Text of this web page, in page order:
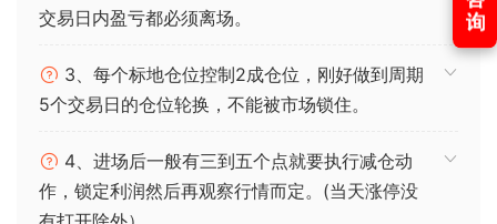
交易日内盈亏都必须离场。
3、每个标地仓位控制2成仓位，刚好做到周期
5个交易日的仓位轮换，不能被市场锁住。
4、进场后一般有三到五个点就要执行减仓动
作，锁定利润然后再观察行情而定。(当天涨停没